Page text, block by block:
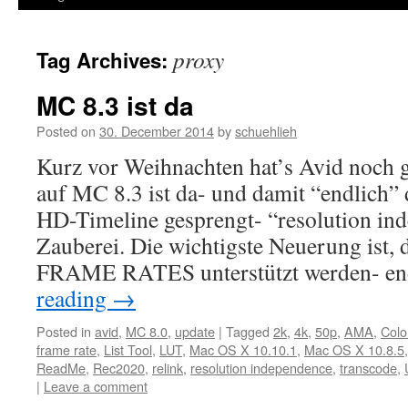
Tag Archives: proxy
MC 8.3 ist da
Posted on 30. December 2014byschuehlieh
Kurz vor Weihnachten hat’s Avid noch
auf MC 8.3 ist da- und damit “endlich”
HD-Timeline gesprengt- “resolution
Zauberei. Die wichtigste Neuerung ist,
FRAME RATES unterstützt werden-
reading →
Posted in avid, MC 8.0, update | Tagged 2k, 4k, 50p, AMA,
frame rate, List Tool, LUT, Mac OS X 10.10.1, Mac OS X 10.8.5
ReadMe, Rec2020, relink, resolution independence, transcode,
| Leave a comment